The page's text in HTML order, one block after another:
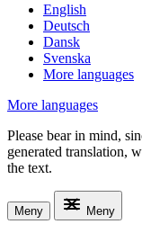
English
Deutsch
Dansk
Svenska
More languages
More languages
Please bear in mind,
generated translation,
the text.
Meny Meny